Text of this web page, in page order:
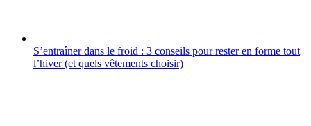
S’entraîner dans le froid : 3 conseils pour rester en forme tout
l’hiver (et quels vêtements choisir)